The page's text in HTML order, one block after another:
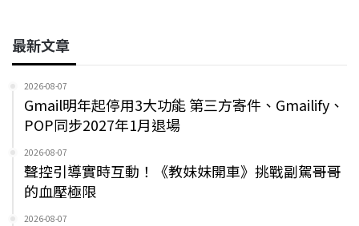
最新文章
2026-08-07
Gmail明年起停用3大功能 第三方寄件、Gmailify、
POP同步2027年1月退場
2026-08-07
聲控引導實時互動！《教妹妹開車》挑戰副駕哥哥
的血壓極限
2026-08-07